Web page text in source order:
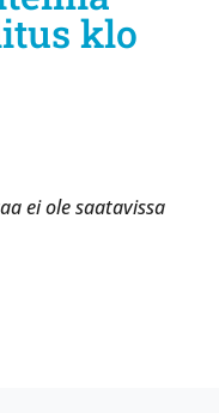
klo
ei ole saatavissa